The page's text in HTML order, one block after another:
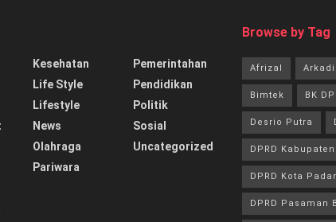
Kesehatan
Life Style
Lifestyle
News
Olahraga
Pariwara
Pemerintahan
Pendidikan
Politik
Sosial
Uncategorized
Browse by Tag
Afrizal
Bimtek BK
Desrio Putra
DPRD
DPRD Kota
DPRD Pasaman